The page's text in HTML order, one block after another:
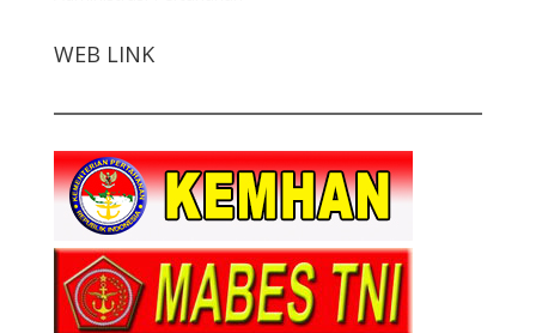
WEB LINK